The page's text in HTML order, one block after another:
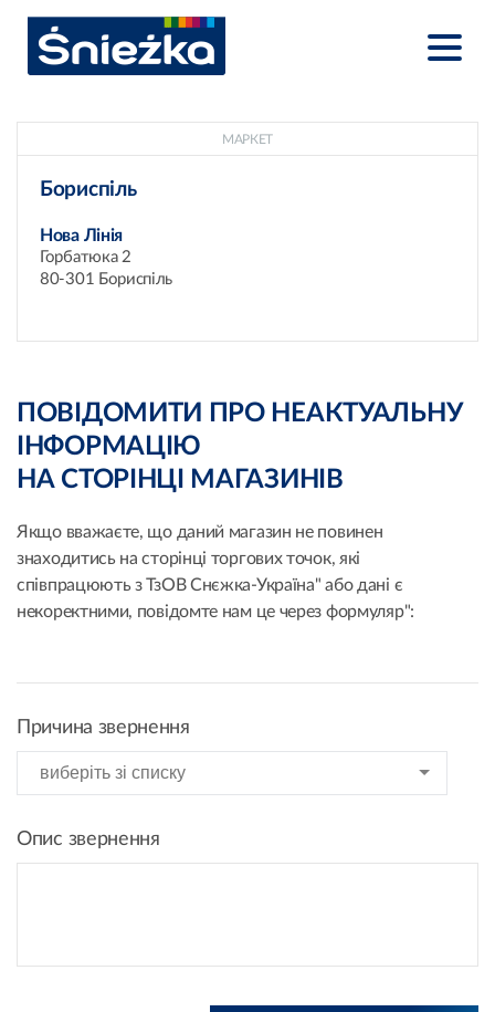
МАРКЕТ
Бориспіль
Нова Лінія
Горбатюка 2
80-301 Бориспіль
ПОВІДОМИТИ ПРО НЕАКТУАЛЬНУ
ІНФОРМАЦІЮ
НА СТОРІНЦІ МАГАЗИНІВ
Якщо вважаєте, що даний магазин не повинен
знаходитись на сторінці торгових точок, які
співпрацюють з ТзОВ Снєжка-Україна" або дані є
некоректними, повідомте нам це через формуляр":
Причина звернення
Опис звернення